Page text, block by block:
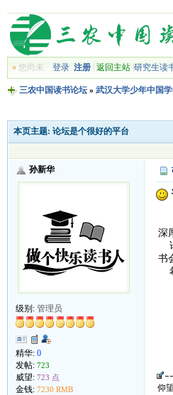
»您尚未 登录 注册| 返回主站| 研究生读
三农中国读书论坛» 武汉大学少年中国
本页主题: 论坛是个很好的平台
孙新华
级别: 管理员
精华: 0
发帖: 723
威望: 723 点
金钱: 7230 RMB
深
书
仰